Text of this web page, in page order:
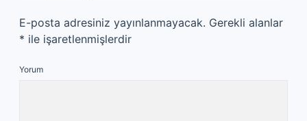
E-posta adresiniz yayınlanmayacak. Gerekli alanlar
* ile işaretlenmişlerdir
Yorum